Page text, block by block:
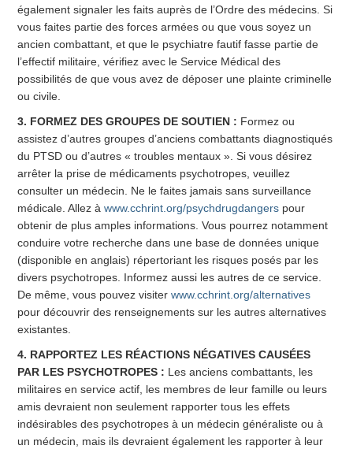
également signaler les faits auprès de l’Ordre des médecins. Si
vous faites partie des forces armées ou que vous soyez un
ancien combattant, et que le psychiatre fautif fasse partie de
l’effectif militaire, vérifiez avec le Service Médical des
possibilités de que vous avez de déposer une plainte criminelle
ou civile.
3. FORMEZ DES GROUPES DE SOUTIEN : Formez ou
assistez d’autres groupes d’anciens combattants diagnostiqués
du PTSD ou d’autres « troubles mentaux ». Si vous désirez
arrêter la prise de médicaments psychotropes, veuillez
consulter un médecin. Ne le faites jamais sans surveillance
médicale. Allez àwww.cchrint.org/psychdrugdangers pour
obtenir de plus amples informations. Vous pourrez notamment
conduire votre recherche dans une base de données unique
(disponible en anglais) répertoriant les risques posés par les
divers psychotropes. Informez aussi les autres de ce service.
De même, vous pouvez visiterwww.cchrint.org/alternatives
pour découvrir des renseignements sur les autres alternatives
existantes.
4. RAPPORTEZ LES RÉACTIONS NÉGATIVES CAUSÉES
PAR LES PSYCHOTROPES : Les anciens combattants, les
militaires en service actif, les membres de leur famille ou leurs
amis devraient non seulement rapporter tous les effets
indésirables des psychotropes à un médecin généraliste ou à
un médecin, mais ils devraient également les rapporter à leur